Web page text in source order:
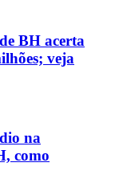
BH acerta
veja
na
como